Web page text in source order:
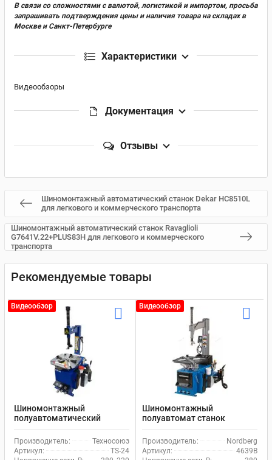
В связи со сложностями с валютой, логистикой и импортом, просьба
запрашивать подтверждения цены и наличия товара на складах в
Москве и Санкт-Петербурге
Характеристики
Видеообзоры
Документация
Отзывы
Шиномонтажный автоматический станок Dekar HC8510L
для легкового и коммерческого транспорта
Шиномонтажный автоматический станок Ravaglioli
G7641V.22+PLUS83H для легкового и коммерческого
транспорта
Рекомендуемые товары
Видеообзор
Шиномонтажный
полуавтоматический
станок EQFS TS-24 для
легкового транспорта
Производитель:
Техносоюз
Артикул:
TS-24
Видеообзор
Шиномонтажный
полуавтомат станок
Nordberg 4639B для
легкового и коммерческого
транспорта
Производитель:
Nordberg
Артикул:
4639B